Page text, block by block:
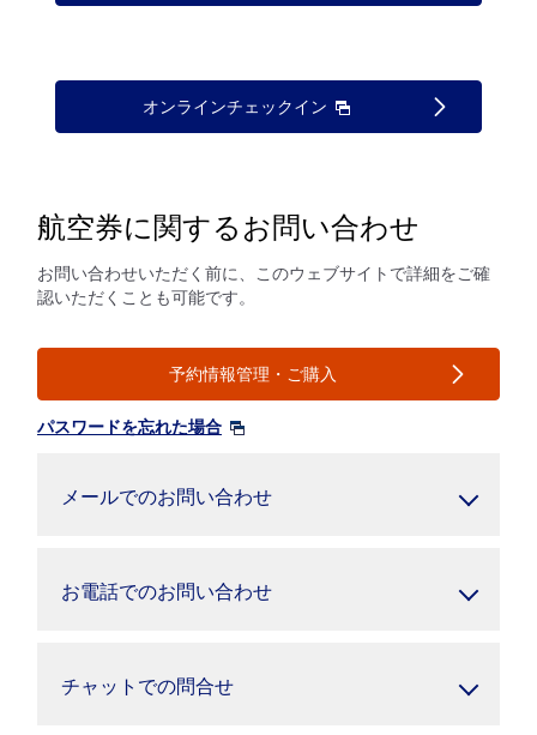
オンラインチェックイン
航空券に関するお問い合わせ
お問い合わせいただく前に、このウェブサイトで詳細をご確
認いただくことも可能です。
予約情報管理・ご購入
パスワードを忘れた場合
メールでのお問い合わせ
お電話でのお問い合わせ
チャットでの問合せ